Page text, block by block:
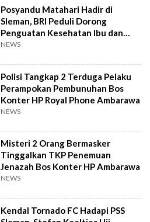
Posyandu Matahari Hadir di
Sleman, BRI Peduli Dorong
Penguatan Kesehatan Ibu dan
Anak
NEWS
Polisi Tangkap 2 Terduga Pelaku
Perampokan Pembunuhan Bos
Konter HP Royal Phone Ambarawa
NEWS
Misteri 2 Orang Bermasker
Tinggalkan TKP Penemuan
Jenazah Bos Konter HP Ambarawa
NEWS
Kendal Tornado FC Hadapi PSS